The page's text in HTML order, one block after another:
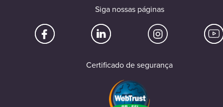
Siga nossas páginas
Certificado de segurança